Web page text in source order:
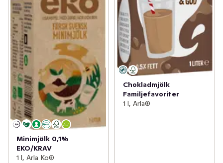
Minimjölk 0,1%
EKO/KRAV
1 l, Arla Ko®
Chokladmjölk
Familjefavoriter
1 l, Arla®